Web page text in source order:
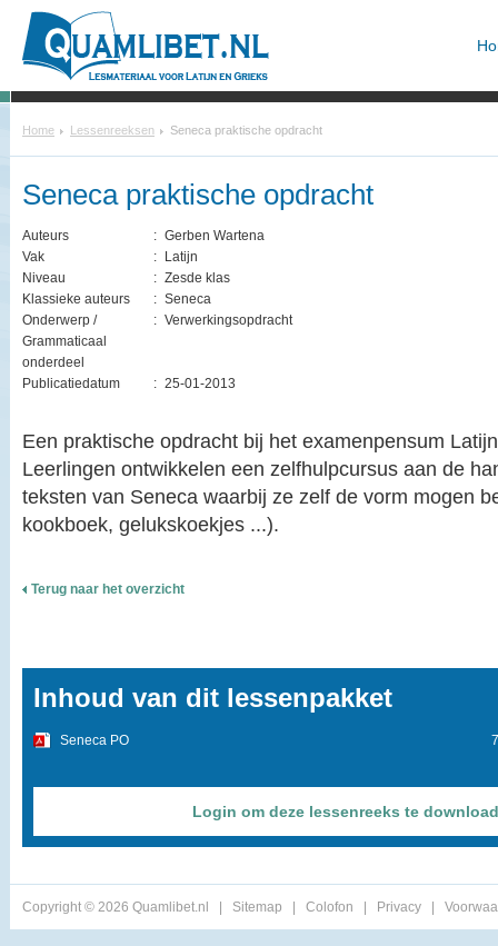
Home Lessenreeksen Seneca praktische opdracht
Seneca praktische opdracht
Auteurs : Gerben Wartena
Vak
:
Latijn
Niveau
: Zesde klas
Klassieke auteurs
: Seneca
Onderwerp /
Grammaticaal
onderdeel
: Verwerkingsopdracht
Publicatiedatum : 25-01-2013
Een praktische opdracht bij het examenpensum
Leerlingen ontwikkelen een zelfhulpcursus aan de
teksten van Seneca waarbij ze zelf de vorm mogen
kookboek, gelukskoekjes ...).
Terug naar het overzicht
Inhoud van dit lessenpakket
Seneca PO
Login om deze lessenreeks te
Copyright © 2026 Quamlibet.nl Sitemap Colofon Privacy